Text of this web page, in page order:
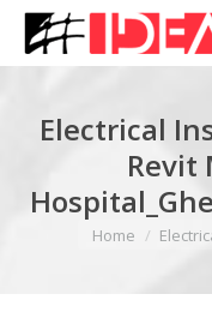
Electrical
Revit
You are here:
Home